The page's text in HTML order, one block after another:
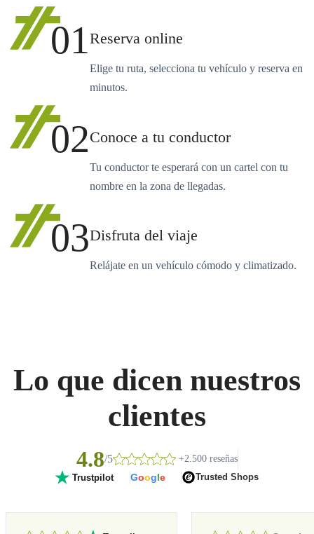
01Reserva online
Elige tu ruta, selecciona tu vehículo y reserva en
minutos.
02Conoce a tu conductor
Tu conductor te esperará con un cartel con tu
nombre en la zona de llegadas.
03Disfruta del viaje
Relájate en un vehículo cómodo y climatizado.
Lo que dicen nuestros
clientes
4.8/5 +2.500 reseñas
Trustpilot Google Trusted Shops